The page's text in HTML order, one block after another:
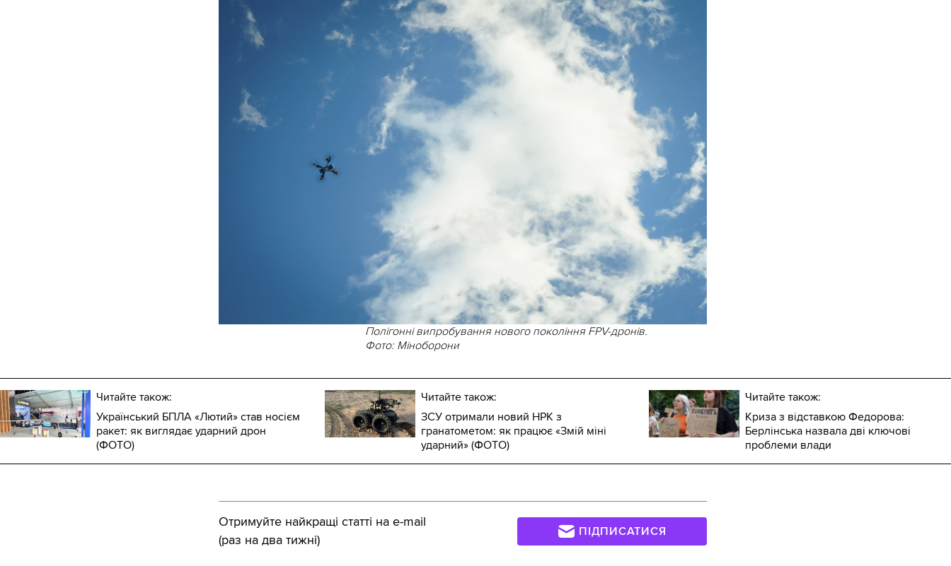
Полігонні випробування нового покоління FPV-дронів.
Фото: Міноборони
Читайте також:
Український БПЛА «Лютий» став носієм
ракет: як виглядає ударний дрон
(ФОТО)
Читайте також:
ЗСУ отримали новий НРК з
гранатометом: як працює «Змій міні
ударний» (ФОТО)
Читайте також:
Криза з відставкою Федорова:
Берлінська назвала дві ключові
проблеми влади
Отримуйте найкращі статті на e-mail
(раз на два тижні)
ПІДПИСАТИСЯ